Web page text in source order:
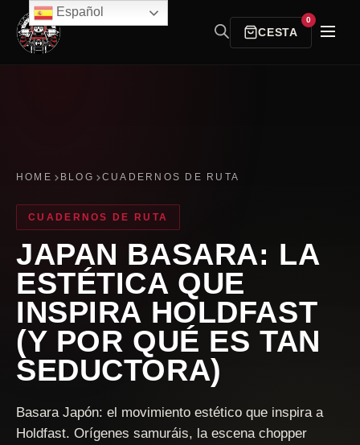
CESTA
0
HOME BLOG CUADERNOS DE RUTA
CUADERNOS DE RUTA
JAPAN BASARA: LA
ESTÉTICA QUE
INSPIRA HOLDFAST
(Y POR QUÉ ES TAN
SEDUCTORA)
Basara Japón: el movimiento estético que inspira a
Holdfast. Orígenes samuráis, la escena chopper
Español